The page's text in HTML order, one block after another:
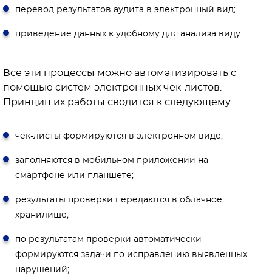
перевод результатов аудита в электронный вид;
приведение данных к удобному для анализа виду.
Все эти процессы можно автоматизировать с
помощью систем электронных чек-листов.
Принцип их работы сводится к следующему:
чек-листы формируются в электронном виде;
заполняются в мобильном приложении на
смартфоне или планшете;
результаты проверки передаются в облачное
хранилище;
по результатам проверки автоматически
формируются задачи по исправлению выявленных
нарушений;